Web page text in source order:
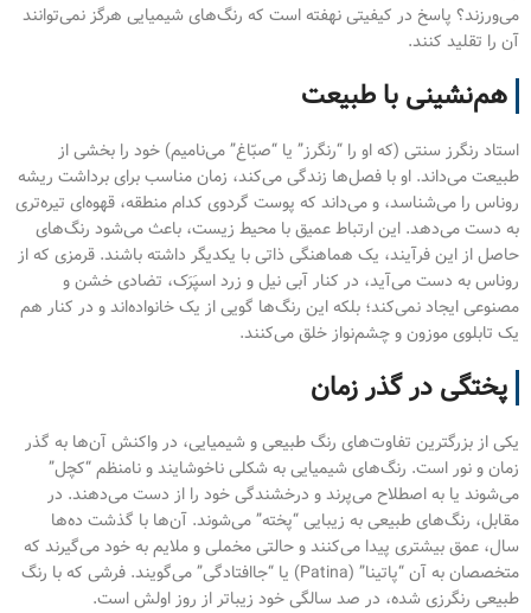
می‌ورزند؟ پاسخ در کیفیتی نهفته است که رنگ‌های شیمیایی هرگز نمی‌توانند
آن را تقلید کنند.
هم‌نشینی با طبیعت
استاد رنگرز سنتی (که او را “رنگرز” یا “صبّاغ” می‌نامیم) خود را بخشی از
طبیعت می‌داند. او با فصل‌ها زندگی می‌کند، زمان مناسب برای برداشت ریشه
روناس را می‌شناسد، و می‌داند که پوست گردوی کدام منطقه، قهوه‌ای تیره‌تری
به دست می‌دهد. این ارتباط عمیق با محیط زیست، باعث می‌شود رنگ‌های
حاصل از این فرآیند، یک هماهنگی ذاتی با یکدیگر داشته باشند. قرمزی که از
روناس به دست می‌آید، در کنار آبی نیل و زرد اسپَرَک، تضادی خشن و
مصنوعی ایجاد نمی‌کند؛ بلکه این رنگ‌ها گویی از یک خانواده‌اند و در کنار هم
یک تابلوی موزون و چشم‌نواز خلق می‌کنند.
پختگی در گذر زمان
یکی از بزرگترین تفاوت‌های رنگ طبیعی و شیمیایی، در واکنش آن‌ها به گذر
زمان و نور است. رنگ‌های شیمیایی به شکلی ناخوشایند و نامنظم “کچل”
می‌شوند یا به اصطلاح می‌پرند و درخشندگی خود را از دست می‌دهند. در
مقابل، رنگ‌های طبیعی به زیبایی “پخته” می‌شوند. آن‌ها با گذشت ده‌ها
سال، عمق بیشتری پیدا می‌کنند و حالتی مخملی و ملایم به خود می‌گیرند که
متخصصان به آن “پاتینا” (Patina) یا “جاافتادگی” می‌گویند. فرشی که با رنگ
طبیعی رنگرزی شده، در صد سالگی خود زیباتر از روز اولش است.